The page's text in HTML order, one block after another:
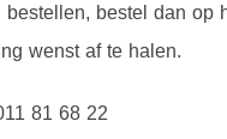
bestellen, bestel dan op
wenst af te halen.
81 68 22